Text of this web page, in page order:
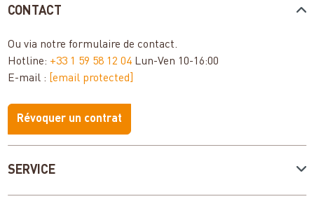
SERVICE
CONTACT
Ou via notreformulaire de contact.
Hotline: +33 1 59 58 12 04 Lun-Ven 10-16:00
E-mail : [email protected]
Révoquer un contrat